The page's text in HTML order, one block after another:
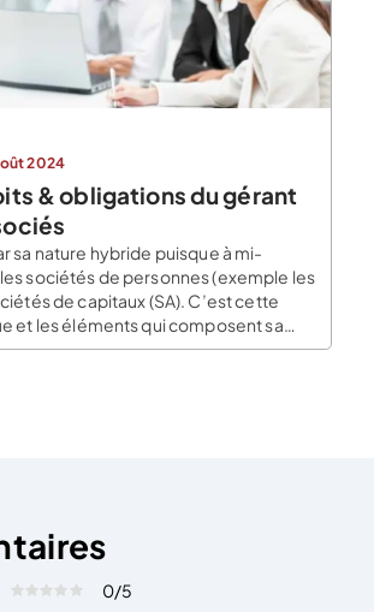
2024
& obligations du gérant
sa nature hybride puisque à mi-
sociétés de personnes (exemple les
de capitaux (SA). C’est cette
et les éléments qui composent sa
fait encore aujourd’hui, une société
Évaluez cet article:
0/5